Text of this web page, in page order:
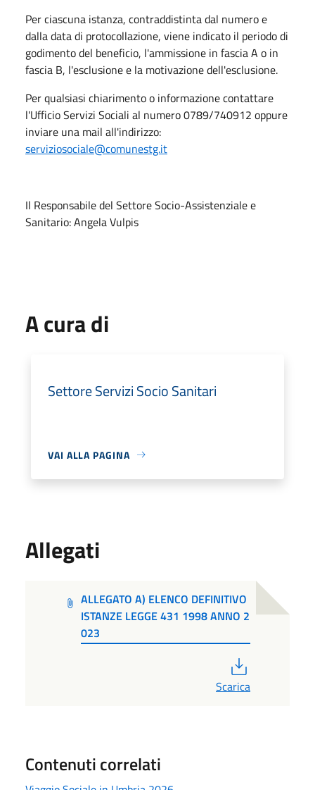
Per ciascuna istanza, contraddistinta dal numero e
dalla data di protocollazione, viene indicato il periodo di
godimento del beneficio, l'ammissione in fascia A o in
fascia B, l'esclusione e la motivazione dell'esclusione.
Per qualsiasi chiarimento o informazione contattare
l'Ufficio Servizi Sociali al numero 0789/740912 oppure
inviare una mail all'indirizzo:
serviziosociale@comunestg.it
Il Responsabile del Settore Socio-Assistenziale e
Sanitario: Angela Vulpis
A cura di
Settore Servizi Socio Sanitari
VAI ALLA PAGINA
Allegati
ALLEGATO A) ELENCO DEFINITIVO
ISTANZE LEGGE 431 1998 ANNO 2
023
Scarica
Contenuti correlati